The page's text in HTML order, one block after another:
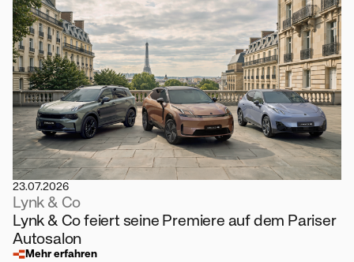
23.07.2026
Lynk & Co
Lynk & Co feiert seine Premiere auf dem Pariser
Autosalon
Mehr erfahren